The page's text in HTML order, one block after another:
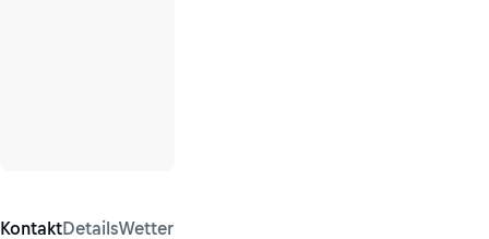
KontaktDetailsWetter